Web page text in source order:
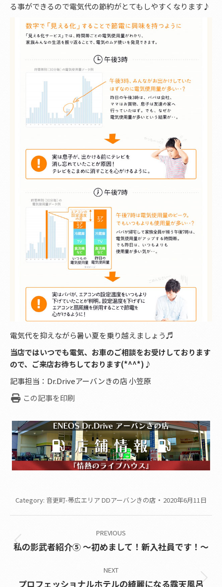
る事ができるので電気代の節約がとてもしやすくなります♪
電気代を抑えながら暑い夏を乗り越えましょう♬
当店ではいつでも電気、お車のご相談をお受けしております
ので、ご来店お待ちしております(*^^*)♪
記事担当：Dr.Driveアーバンきの店 小笠原
この記事を印刷
Category: 音更町-帯広エリア DDアーバンきの店 2020年6月11日
navigation
PREVIOUS
Previous
私の影武者紹介⑤ ～初めまして！新入社員です！～
NEXT
Next
プロフェッショナルホテルの綺麗になる露天風呂